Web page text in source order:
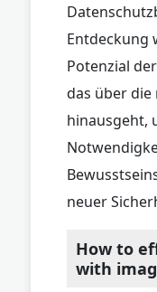
Entdeckung
Potenzial
das über
hinausgeht,
neuer
How to
with